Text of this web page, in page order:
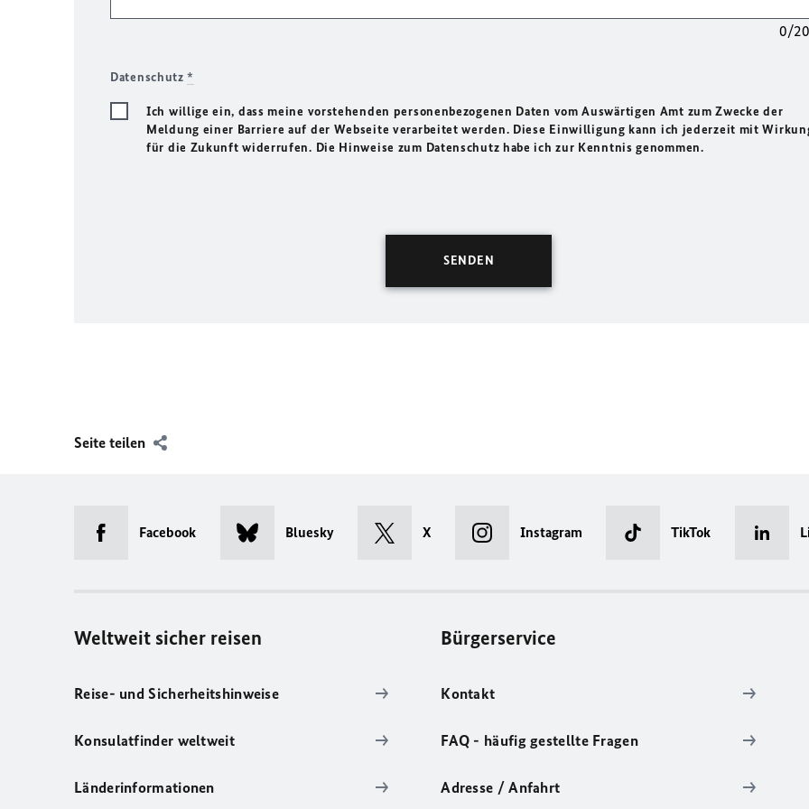
0/
Datenschutz*
Ich willige ein, dass meine vorstehenden personenbezogenen Daten vom Auswärtigen Amt zum Zwecke der
Meldung einer Barriere auf der Webseite verarbeitet werden. Diese Einwilligung kann ich jederzeit mit
für die Zukunft widerrufen. Die Hinweise zum Datenschutz habe ich zur Kenntnis genommen.
Seite teilen
Facebook Bluesky X Instagram TikTok
Weltweit sicher reisen
Reise- und Sicherheitshinweise
Konsulatfinder weltweit
Länderinformationen
Bürgerservice
Kontakt
FAQ - häufig gestellte Fragen
Adresse / Anfahrt